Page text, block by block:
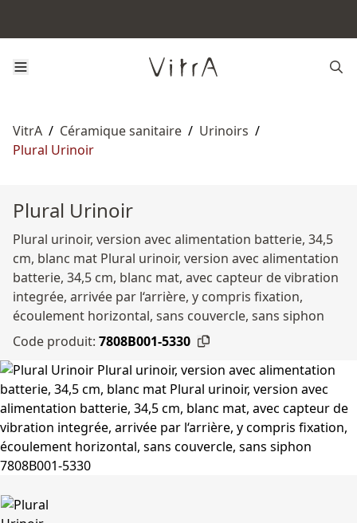
VitrA / Céramique sanitaire / Urinoirs /
Plural Urinoir
Plural Urinoir
Plural urinoir, version avec alimentation batterie, 34,5
cm, blanc mat Plural urinoir, version avec alimentation
batterie, 34,5 cm, blanc mat, avec capteur de vibration
integrée, arrivée par l‘arrière, y compris fixation,
écoulement horizontal, sans couvercle, sans siphon
Code produit: 7808B001-5330